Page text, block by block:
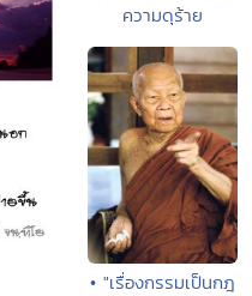
ความดุร้าย
• "เรื่องกรรมเป็นกฎ